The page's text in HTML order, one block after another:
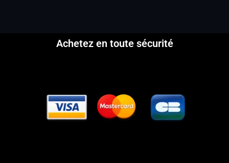
Achetez en toute sécurité